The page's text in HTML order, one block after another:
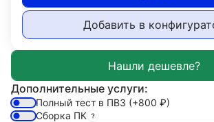
Добавить в
Дополнительные услуги:
Полный тест в ПВЗ (+800 ₽)
Сборка ПК